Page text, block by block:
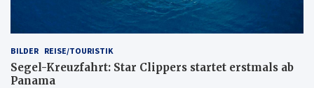
BILDER REISE/TOURISTIK
Segel-Kreuzfahrt: Star Clippers startet erstmals ab
Panama